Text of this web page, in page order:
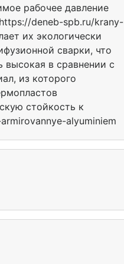
рабочее давление
deneb-spb.ru/krany-
их экологически
сварки, что
высокая в сравнении с
из которого
стойкость к
alyuminiem